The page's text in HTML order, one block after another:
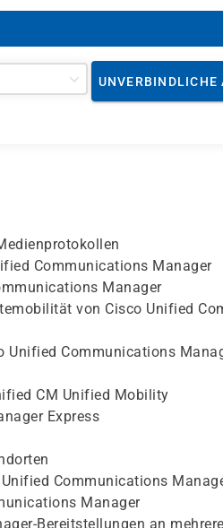
UNVERBINDLICHE
Communications Manager
Manager
von Cisco Unified
Unified Communications
CM Unified Mobility
Express
Communications
Manager
Bereitstellungen an